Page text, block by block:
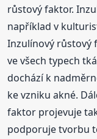
růstový faktor.
například v
Inzulínový růstový
ve všech typech
dochází k
ke vzniku akné.
faktor projevuje
podporuje tvorbu